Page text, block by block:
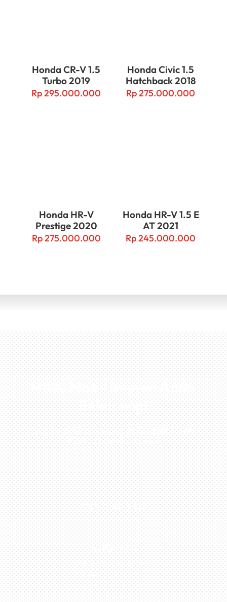
Honda CR-V 1.5
Turbo 2019
Rp295.000.000
Honda Civic 1.5
Hatchback 2018
Rp275.000.000
Honda HR-V
Prestige 2020
Rp275.000.000
Honda HR-V 1.5 E
AT 2021
Rp245.000.000
Miliki Mobil Impian Anda
Sekarang!
Kunjungi Atau Hubungi Dealer Resmi
Kami Di Kota Anda!
0813-1054-7548
JAKARTA
Perumahan Boulevard
Taman Surya 3 Blok h2,
No.27, Jakarta –
Indonesia